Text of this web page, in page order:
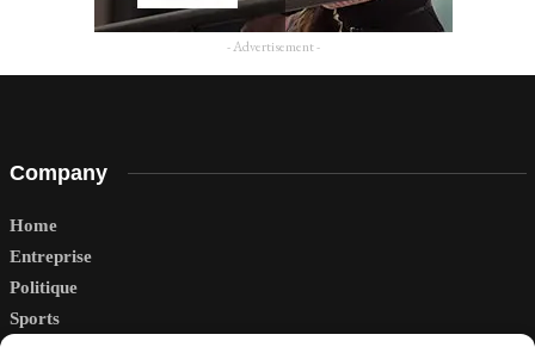
- Advertisement -
Company
Home
Entreprise
Politique
Sports